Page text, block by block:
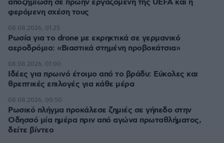
αποζημίωση σε πρώην εργαζόμενη της UEFA και η
φερόμενη σχέση τους
Ρωσία για το drone με εκρηκτικά σε γερμανικό
αεροδρόμιο: «Βιαστικά στημένη προβοκάτσια»
08.08.2026, 01:25
Ιδέες για πρωινό έτοιμο από το βράδυ: Εύκολες και
θρεπτικές επιλογές για κάθε μέρα
08.08.2026, 01:00
Ρωσικό πλήγμα προκάλεσε ζημιές σε γήπεδο στην
Οδησσό μία ημέρα πριν από αγώνα πρωταθλήματος,
δείτε βίντεο
08.08.2026, 00:50